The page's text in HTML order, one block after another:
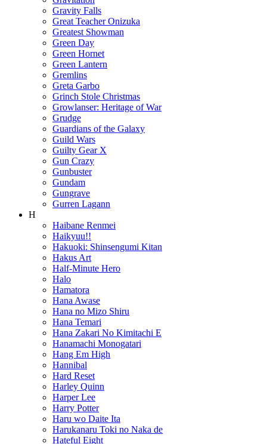
Gravity Falls
Great Teacher Onizuka
Greatest Showman
Green Day
Green Hornet
Green Lantern
Gremlins
Greta Garbo
Grinch Stole Christmas
Growlanser: Heritage of War
Grudge
Guardians of the Galaxy
Guild Wars
Guilty Gear X
Gun Crazy
Gunbuster
Gundam
Gungrave
Gurren Lagann
H
Haibane Renmei
Haikyuu!!
Hakuoki: Shinsengumi Kitan
Hakus Art
Half-Minute Hero
Halo
Hamatora
Hana Awase
Hana no Mizo Shiru
Hana Temari
Hana Zakari No Kimitachi E
Hanamachi Monogatari
Hang Em High
Hannibal
Hard Reset
Harley Quinn
Harper Lee
Harry Potter
Haru wo Daite Ita
Harukanaru Toki no Naka de
Hateful Eight